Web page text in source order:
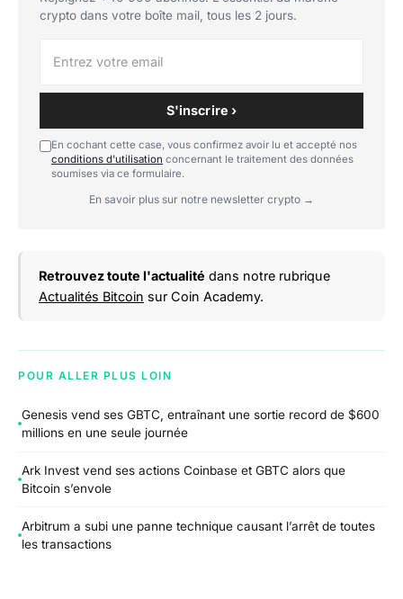
crypto dans votre boîte mail, tous les 2 jours.
S'inscrire ›
En cochant cette case, vous confirmez avoir lu et accepté nos
conditions d'utilisation concernant le traitement des données
soumises via ce formulaire.
En savoir plus sur notre newsletter crypto →
Retrouvez toute l'actualité dans notre rubrique
Actualités Bitcoin sur Coin Academy.
POUR ALLER PLUS LOIN
Genesis vend ses GBTC, entraînant une sortie record de $600
millions en une seule journée
Ark Invest vend ses actions Coinbase et GBTC alors que
Bitcoin s’envole
Arbitrum a subi une panne technique causant l’arrêt de toutes
les transactions